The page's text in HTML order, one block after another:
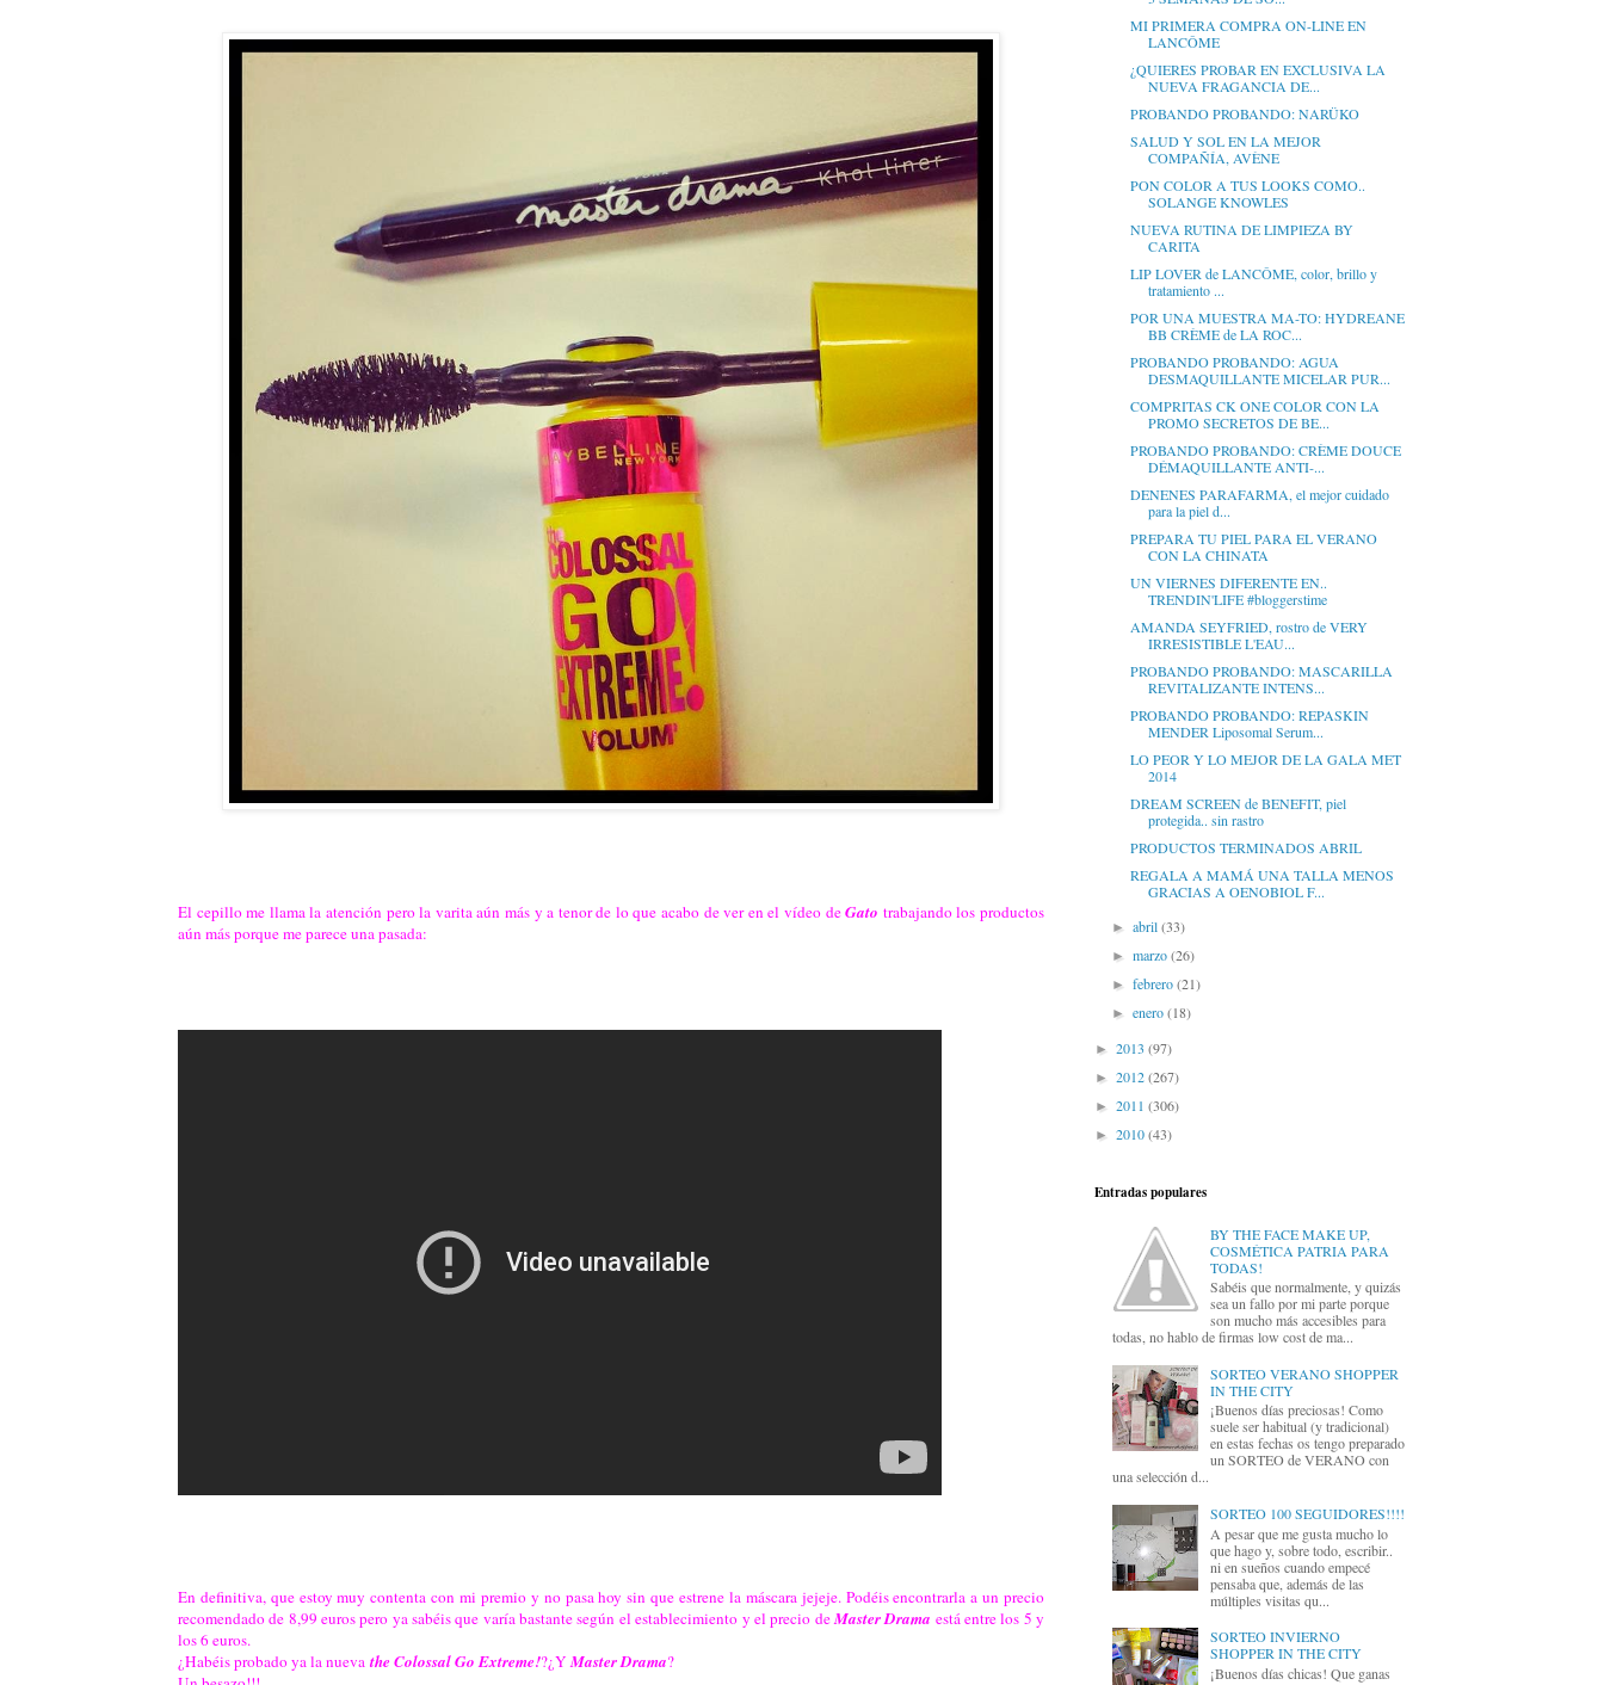
El cepillo me llama la atención pero la varita aún más y a tenor de lo que acabo de ver en el vídeo deGato trabajando los productos
aún más porque me parece una pasada:
En definitiva, que estoy muy contenta con mi premio y no pasa hoy sin que estrene la máscara jejeje. Podéis encontrarla a un precio
recomendado de 8,99 euros pero ya sabéis que varía bastante según el establecimiento y el precio deMaster Drama está entre los 5 y
los 6 euros.
¿Habéis probado ya la nueva the Colossal Go Extreme!?¿YMaster Drama?
MI PRIMERA COMPRA ON-LINE EN
LANCÔME
¿QUIERES PROBAR EN EXCLUSIVA LA
NUEVA FRAGANCIA DE...
PROBANDO PROBANDO: NARÜKO
SALUD Y SOL EN LA MEJOR
COMPAÑÍA, AVÈNE
PON COLOR A TUS LOOKS COMO..
SOLANGE KNOWLES
NUEVA RUTINA DE LIMPIEZA BY
CARITA
LIP LOVER de LANCÔME, color, brillo y
tratamiento ...
POR UNA MUESTRA MA-TO: HYDREANE
BB CRÈME de LA ROC...
PROBANDO PROBANDO: AGUA
DESMAQUILLANTE MICELAR PUR...
COMPRITAS CK ONE COLOR CON LA
PROMO SECRETOS DE BE...
PROBANDO PROBANDO: CRÈME DOUCE
DÉMAQUILLANTE ANTI-...
DENENES PARAFARMA, el mejor cuidado
para la piel d...
PREPARA TU PIEL PARA EL VERANO
CON LA CHINATA
UN VIERNES DIFERENTE EN..
TRENDIN'LIFE #bloggerstime
AMANDA SEYFRIED, rostro de VERY
IRRESISTIBLE L'EAU...
PROBANDO PROBANDO: MASCARILLA
REVITALIZANTE INTENS...
PROBANDO PROBANDO: REPASKIN
MENDER Liposomal Serum...
LO PEOR Y LO MEJOR DE LA GALA MET
2014
DREAM SCREEN de BENEFIT, piel
protegida.. sin rastro
PRODUCTOS TERMINADOS ABRIL
REGALA A MAMÁ UNA TALLA MENOS
GRACIAS A OENOBIOL F...
►abril(33)
►marzo(26)
►febrero(21)
►enero(18)
► 2013 (97)
► 2012(267)
► 2011 (306)
► 2010(43)
Entradas populares
BY THE FACE MAKE UP,
COSMÉTICA PATRIA PARA
TODAS!
Sabéis que normalmente, y quizás
sea un fallo por mi parte porque
son mucho más accesibles para
todas, no hablo de firmas low cost de ma...
SORTEO VERANO SHOPPER
IN THE CITY
¡Buenos días preciosas! Como
suele ser habitual (y tradicional)
en estas fechas os tengo preparado
un SORTEO de VERANO con
una selección d...
SORTEO 100 SEGUIDORES!!!!
A pesar que me gusta mucho lo
que hago y, sobre todo, escribir..
ni en sueños cuando empecé
pensaba que, además de las
múltiples visitas qu...
SORTEO INVIERNO
SHOPPER IN THE CITY
¡Buenos días chicas! Que ganas